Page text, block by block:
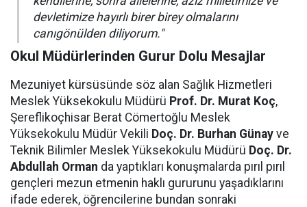
devletimize hayırlı birer birey olmalarını
canıgönülden diliyorum."
Okul Müdürlerinden Gurur Dolu Mesajlar
Mezuniyet kürsüsünde söz alan Sağlık Hizmetleri
Meslek Yüksekokulu Müdürü Prof. Dr. Murat Koç,
Şereflikoçhisar Berat Cömertoğlu Meslek
Yüksekokulu Müdür Vekili Doç. Dr. Burhan Günay ve
Teknik Bilimler Meslek Yüksekokulu Müdürü Doç. Dr.
Abdullah Orman da yaptıkları konuşmalarda pırıl pırıl
gençleri mezun etmenin haklı gururunu yaşadıklarını
ifade ederek, öğrencilerine bundan sonraki